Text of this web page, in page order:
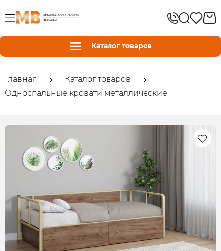
Каталог товаров
Главная
Каталог товаров
Односпальные кровати металлические